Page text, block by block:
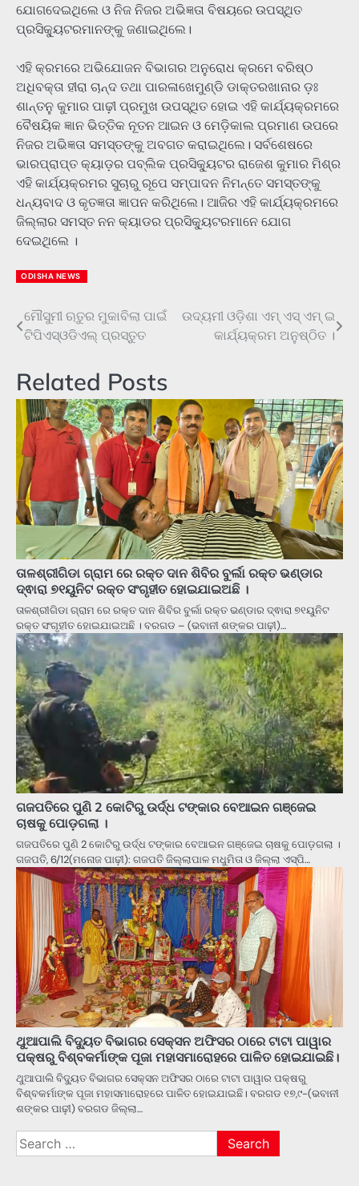
ଯୋଗଦେଇଥିଲେ ଓ ନିଜ ନିଜର ଅଭିଜ୍ଞତା ବିଷୟରେ ଉପସ୍ଥିତ
ପ୍ରସିକ୍ୟୁଟରମାନଙ୍କୁ ଜଣାଇଥିଲେ।
ଏହି କ୍ରମରେ ଅଭିଯୋଜନ ବିଭାଗର ଅନୁରୋଧ କ୍ରମେ ବରିଷ୍ଠ
ଅଧିବକ୍ତା ହୀରା ଚାନ୍ଦ ତଥା ପାରଳାଖେମୁଣ୍ଡି ଡାକ୍ତରଖାନାର ଡ଼ଃ
ଶାନ୍ତନୁ କୁମାର ପାଢ଼ୀ ପ୍ରମୁଖ ଉପସ୍ଥିତ ହୋଇ ଏହି କାର୍ଯ୍ୟକ୍ରମରେ
ବୈଷୟିକ ଜ୍ଞାନ ଭିତ୍ତିକ ନୂତନ ଆଇନ ଓ ମେଡ଼ିକାଲ ପ୍ରମାଣ ଉପରେ
ନିଜର ଅଭିଜ୍ଞତା ସମସ୍ତଙ୍କୁ ଅବଗତ କରାଇଥିଲେ। ସର୍ବଶେଷରେ
ଭାରପ୍ରାପ୍ତ କ୍ୟାଡ଼ର ପବ୍ଲିକ ପ୍ରସିକ୍ୟୁଟର ରାଜେଶ କୁମାର ମିଶ୍ର
ଏହି କାର୍ଯ୍ୟକ୍ରମର ସୁଚାରୁ ରୂପେ ସମ୍ପାଦନ ନିମନ୍ତେ ସମସ୍ତଙ୍କୁ
ଧନ୍ୟବାଦ ଓ କୃତଜ୍ଞତା ଜ୍ଞାପନ କରିଥିଲେ। ଆଜିର ଏହି କାର୍ଯ୍ୟକ୍ରମରେ
ଜିଲ୍ଲାର ସମସ୍ତ ନନ କ୍ୟାଡର ପ୍ରସିକ୍ୟୁଟରମାନେ ଯୋଗ
ଦେଇଥିଲେ ।
ODISHA NEWS
Post
navigation
ମୌସୁମୀ ଋତୁର ମୁକାବିଲା ପାଇଁ
ଟିପିଏସ୍ଓଡିଏଲ୍ ପ୍ରସ୍ତୁତ
ଉଦ୍ୟମୀ ଓଡ଼ିଶା ଏମ୍ ଏସ୍ ଏମ୍ ଇ
କାର୍ଯ୍ୟକ୍ରମ ଅନୁଷ୍ଠିତ ।
Related Posts
ତାଳଶ୍ରୀଗିଡା ଗ୍ରାମ ରେ ରକ୍ତ ଦାନ ଶିବିର ବୁର୍ଲା ରକ୍ତ ଭଣ୍ଡାର
ଦ୍ଵାରା ୭୧ୟୁନିଟ ରକ୍ତ ସଂଗୃହୀତ ହୋଇଯାଇଅଛି ।
ତାଳଶ୍ରୀଗିଡା ଗ୍ରାମ ରେ ରକ୍ତ ଦାନ ଶିବିର ବୁର୍ଲା ରକ୍ତ ଭଣ୍ଡାର ଦ୍ଵାରା ୭୧ୟୁନିଟ
ରକ୍ତ ସଂଗୃହୀତ ହୋଇଯାଇଅଛି । ବରଗଡ – (ଭବାନୀ ଶଙ୍କର ପାଢ଼ୀ)…
ଗଜପତିରେ ପୁଣି 2 କୋଟିରୁ ଉର୍ଦ୍ଧ ଟଙ୍କାର ବେଆଇନ ଗଞ୍ଜେଇ
ଚାଷକୁ ପୋଡ଼ଗଲା ।
ଗଜପତିରେ ପୁଣି 2 କୋଟିରୁ ଉର୍ଦ୍ଧ ଟଙ୍କାର ବେଆଇନ ଗଞ୍ଜେଇ ଚାଷକୁ ପୋଡ଼ଗଲା ।
ଗଜପତି, 6/12(ମନୋଜ ପାଢ଼ୀ): ଗଜପତି ଜିଲ୍ଲାପାଳ ମଧୁମିତା ଓ ଜିଲ୍ଲା ଏସ୍‌ପି…
ଥୁଆପାଲି ବିଦ୍ୟୁତ ବିଭାଗର ସେକ୍ସନ ଅଫିସର ଠାରେ ଟାଟା ପାୱାର
ପକ୍ଷରୁ ବିଶ୍ବକର୍ମାଙ୍କ ପୂଜା ମହାସମାରୋହରେ ପାଳିତ ହୋଇଯାଇଛି।
ଥୁଆପାଲି ବିଦ୍ୟୁତ ବିଭାଗର ସେକ୍ସନ ଅଫିସର ଠାରେ ଟାଟା ପାୱାର ପକ୍ଷରୁ
ବିଶ୍ବକର୍ମାଙ୍କ ପୂଜା ମହାସମାରୋହରେ ପାଳିତ ହୋଇଯାଇଛି। ବରଗଡ ୧୭,୯-(ଭବାନୀ
ଶଙ୍କର ପାଢ଼ୀ) ବରଗଡ ଜିଲ୍ଲା…
Search
for: